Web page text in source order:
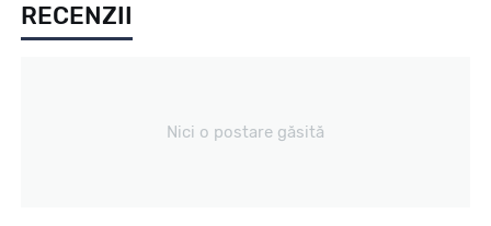
Iarna
RECENZII
Nici o postare găsită